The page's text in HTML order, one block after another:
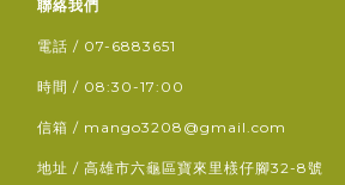
聯絡我們
電話 / 07-6883651
時間 / 08:30-17:00
信箱 / mango3208@gmail.com
地址 / 高雄市六龜區寶來里檨仔腳32-8號